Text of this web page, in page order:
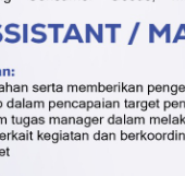
Lowongan Kerja 10
Loker Pecel Pepe
Loker Digital Marketing
Loker Sukoharjo 5